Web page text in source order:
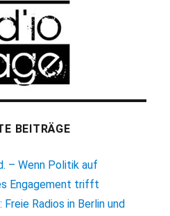
BEITRÄGE
– Wenn Politik auf
Engagement trifft
Radios in Berlin und